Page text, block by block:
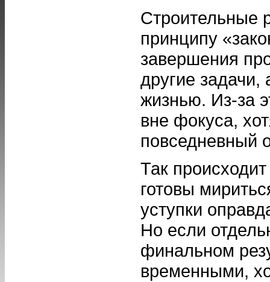
Строительные
принципу
завершения
другие задачи,
жизнью. Из-за
вне фокуса,
повседневный
Так
готовы
уступки
Но если
финальном
временными,